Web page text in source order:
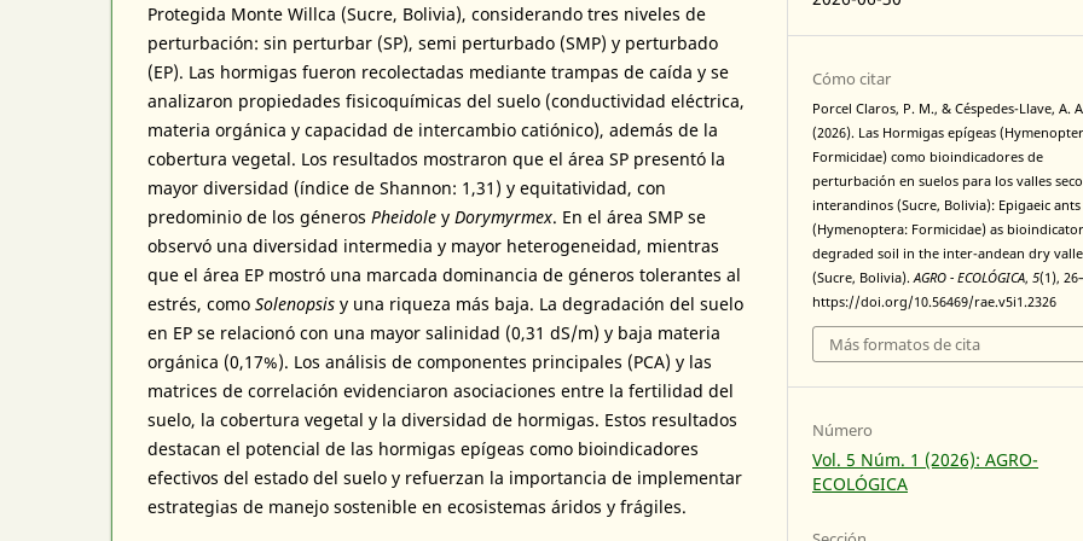
Protegida Monte Willca (Sucre, Bolivia), considerando tres niveles de
perturbación: sin perturbar (SP), semi perturbado (SMP) y perturbado
(EP). Las hormigas fueron recolectadas mediante trampas de caída y se
analizaron propiedades fisicoquímicas del suelo (conductividad eléctrica,
materia orgánica y capacidad de intercambio catiónico), además de la
cobertura vegetal. Los resultados mostraron que el área SP presentó la
mayor diversidad (índice de Shannon: 1,31) y equitatividad, con
predominio de los géneros Pheidole y Dorymyrmex. En el área SMP se
observó una diversidad intermedia y mayor heterogeneidad, mientras
que el área EP mostró una marcada dominancia de géneros tolerantes al
estrés, como Solenopsis y una riqueza más baja. La degradación del suelo
en EP se relacionó con una mayor salinidad (0,31 dS/m) y baja materia
orgánica (0,17%). Los análisis de componentes principales (PCA) y las
matrices de correlación evidenciaron asociaciones entre la fertilidad del
suelo, la cobertura vegetal y la diversidad de hormigas. Estos resultados
destacan el potencial de las hormigas epígeas como bioindicadores
efectivos del estado del suelo y refuerzan la importancia de implementar
estrategias de manejo sostenible en ecosistemas áridos y frágiles.
Cómo citar
Porcel Claros, P. M., & Céspedes-Llave, A.
(2026). Las Hormigas epígeas
Formicidae) como bioindicadores de
perturbación en suelos para los valles
interandinos (Sucre, Bolivia): Epigaeic ants
(Hymenoptera: Formicidae) as
degraded soil in the inter-andean dry
(Sucre, Bolivia).AGRO - ECOLÓGICA,5(1),
https://doi.org/10.56469/rae.v5i1.2326
Más formatos de cita
Número
Vol. 5 Núm. 1 (2026): AGRO-
ECOLÓGICA